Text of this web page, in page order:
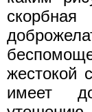
жестокой
имеет